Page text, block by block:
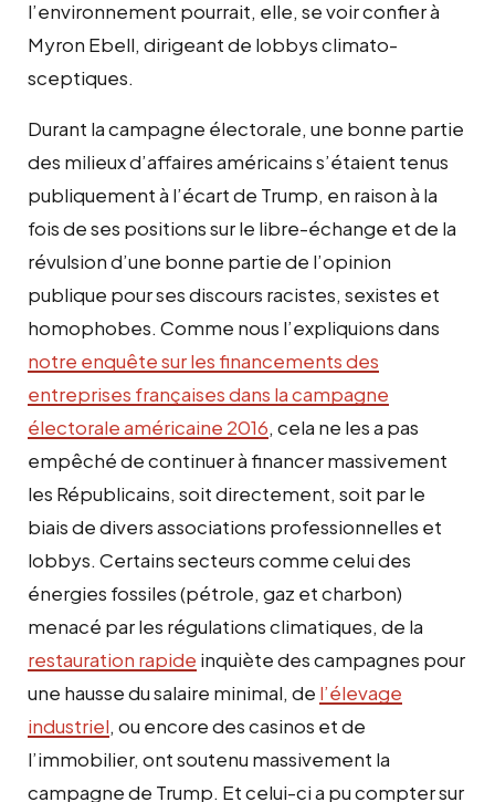
l’environnement pourrait, elle, se voir confier à
Myron Ebell, dirigeant de lobbys climato-
sceptiques.
Durant la campagne électorale, une bonne partie
des milieux d’affaires américains s’étaient tenus
publiquement à l’écart de Trump, en raison à la
fois de ses positions sur le libre-échange et de la
révulsion d’une bonne partie de l’opinion
publique pour ses discours racistes, sexistes et
homophobes. Comme nous l’expliquions dans
notre enquête sur les financements des
entreprises françaises dans la campagne
électorale américaine 2016, cela ne les a pas
empêché de continuer à financer massivement
les Républicains, soit directement, soit par le
biais de divers associations professionnelles et
lobbys. Certains secteurs comme celui des
énergies fossiles (pétrole, gaz et charbon)
menacé par les régulations climatiques, de la
restauration rapide inquiète des campagnes pour
une hausse du salaire minimal, de l’élevage
industriel, ou encore des casinos et de
l’immobilier, ont soutenu massivement la
campagne de Trump. Et celui-ci a pu compter sur